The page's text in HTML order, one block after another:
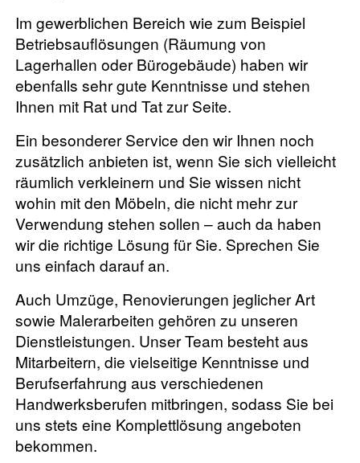
Im gewerblichen Bereich wie zum Beispiel
Betriebsauflösungen (Räumung von
Lagerhallen oder Bürogebäude) haben wir
ebenfalls sehr gute Kenntnisse und stehen
Ihnen mit Rat und Tat zur Seite.
Ein besonderer Service den wir Ihnen noch
zusätzlich anbieten ist, wenn Sie sich vielleicht
räumlich verkleinern und Sie wissen nicht
wohin mit den Möbeln, die nicht mehr zur
Verwendung stehen sollen – auch da haben
wir die richtige Lösung für Sie. Sprechen Sie
uns einfach darauf an.
Auch Umzüge, Renovierungen jeglicher Art
sowie Malerarbeiten gehören zu unseren
Dienstleistungen. Unser Team besteht aus
Mitarbeitern, die vielseitige Kenntnisse und
Berufserfahrung aus verschiedenen
Handwerksberufen mitbringen, sodass Sie bei
uns stets eine Komplettlösung angeboten
bekommen.